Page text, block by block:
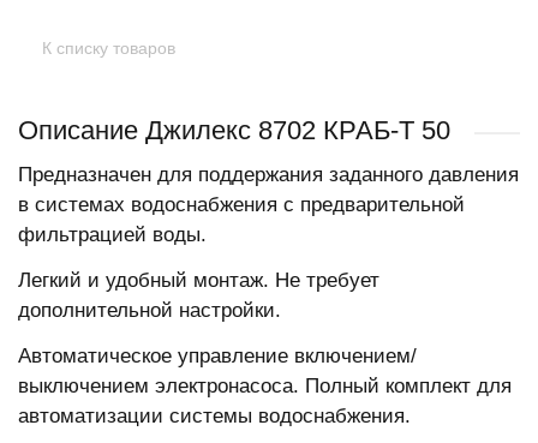
К списку товаров
Описание Джилекс 8702 КРАБ-Т 50
Предназначен для поддержания заданного давления
в системах водоснабжения с предварительной
фильтрацией воды.
Легкий и удобный монтаж. Не требует
дополнительной настройки.
Автоматическое управление включением/
выключением электронасоса. Полный комплект для
автоматизации системы водоснабжения.